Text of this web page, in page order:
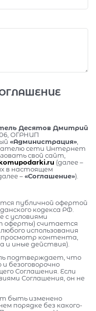
Десятов Дмитрий
ОГРНИП
«Администрация»
сети Интернет
свой сайт,
(далее –
в настоящем
–«Соглашение»).
публичной офертой
кодекса РФ.
с условиями
оферты) считается
использования
контента,
и иные действия).
подтверждает, что
безоговорочно
Соглашения. Если
Соглашения, он не
быть изменено
порядке без какого-